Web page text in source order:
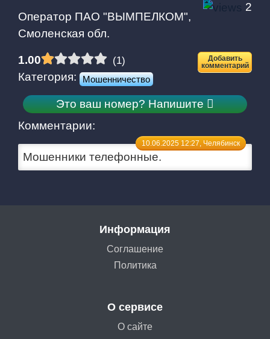
2
Оператор ПАО "ВЫМПЕЛКОМ",
Смоленская обл.
1.00 (1)
Добавить
комментарий
Категория: Мошенничество
Это ваш номер? Напишите
Комментарии:
10.06.2025 12:27, Челябинск
Мошенники телефонные.
Информация
Соглашение
Политика
О сервисе
О сайте